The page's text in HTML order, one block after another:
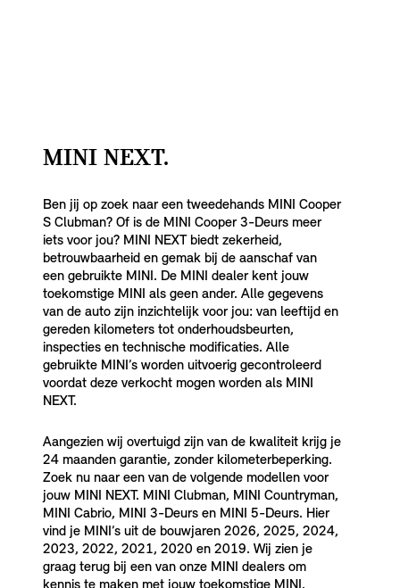
MINI NEXT.
Ben jij op zoek naar een tweedehands MINI Cooper
S Clubman? Of is de MINI Cooper 3-Deurs meer
iets voor jou? MINI NEXT biedt zekerheid,
betrouwbaarheid en gemak bij de aanschaf van
een gebruikte MINI. De MINI dealer kent jouw
toekomstige MINI als geen ander. Alle gegevens
van de auto zijn inzichtelijk voor jou: van leeftijd en
gereden kilometers tot onderhoudsbeurten,
inspecties en technische modificaties. Alle
gebruikte MINI’s worden uitvoerig gecontroleerd
voordat deze verkocht mogen worden als MINI
NEXT.
Aangezien wij overtuigd zijn van de kwaliteit krijg je
24 maanden garantie, zonder kilometerbeperking.
Zoek nu naar een van de volgende modellen voor
jouw MINI NEXT. MINI Clubman, MINI Countryman,
MINI Cabrio, MINI 3-Deurs en MINI 5-Deurs. Hier
vind je MINI’s uit de bouwjaren 2026, 2025, 2024,
2023, 2022, 2021, 2020 en 2019. Wij zien je
graag terug bij een van onze MINI dealers om